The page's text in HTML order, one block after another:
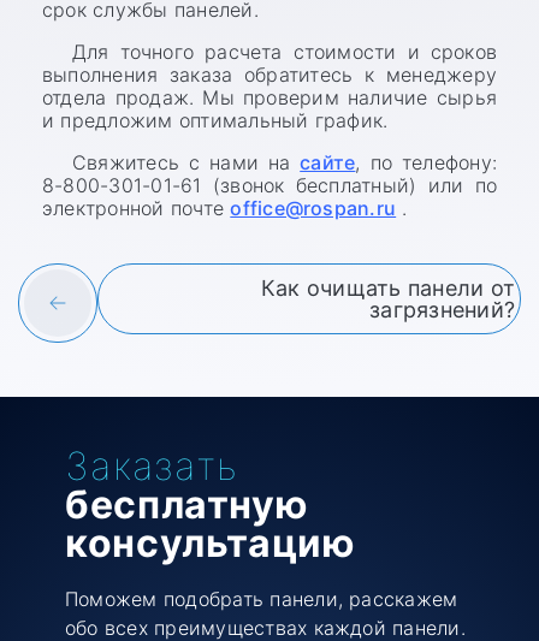
срок службы панелей.
Для точного расчета стоимости и сроков
выполнения заказа обратитесь к менеджеру
отдела продаж. Мы проверим наличие сырья
и предложим оптимальный график.
Свяжитесь с нами насайте, по телефону:
8-800-301-01-61 (звонок бесплатный) или по
электронной почтеoffice@rospan.ru .
Как очищать панели от
загрязнений?
Заказать
бесплатную
консультацию
Поможем подобрать панели, расскажем
обо всех преимуществах каждой панели.